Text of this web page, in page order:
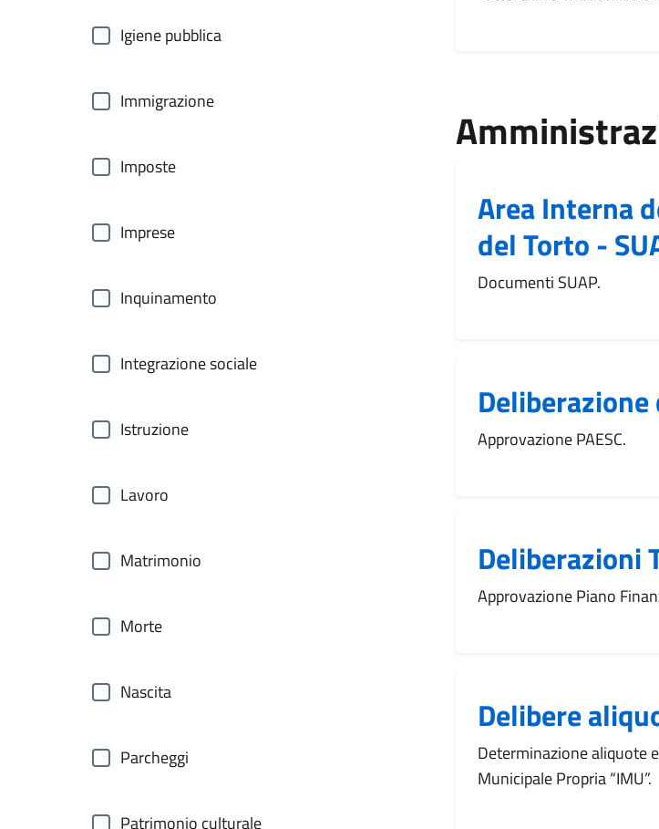
Igiene pubblica
Immigrazione
Imposte
Imprese
Inquinamento
Integrazione sociale
Istruzione
Lavoro
Matrimonio
Morte
Nascita
Parcheggi
Patrimonio culturale
Area Interna
del Torto -
Documenti SUAP.
Approvazione PAESC.
Deliberazioni
Approvazione Piano
Delibere
Determinazione aliquote
Municipale Propria “IMU”.